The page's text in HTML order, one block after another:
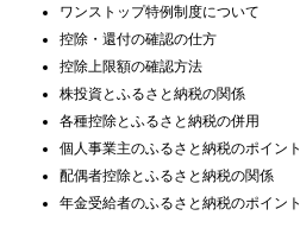
ワンストップ特例制度について
控除・還付の確認の仕方
控除上限額の確認方法
株投資とふるさと納税の関係
各種控除とふるさと納税の併用
個人事業主のふるさと納税のポイント
配偶者控除とふるさと納税の関係
年金受給者のふるさと納税のポイント